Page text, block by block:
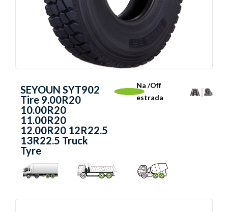
SEYOUN SYT902
Tire 9.00R20
10.00R20
11.00R20
12.00R20 12R22.5
13R22.5 Truck
Tyre
Na /Off
estrada